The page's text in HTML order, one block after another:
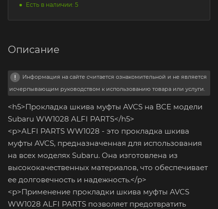
Есть в наличии: 5
Описание
Информация на сайте считается ознакомительной и не является
исчерпывающим руководством к использованию товара или услуги.
<h5>Прокладка шкива муфты AVCS на ВСЕ модели
Subaru WW1028 ALFI PARTS</h5>
<p>ALFI PARTS WW1028 - это прокладка шкива
муфты AVCS, предназначенная для использования
на всех моделях Subaru. Она изготовлена из
высококачественных материалов, что обеспечивает
ее долговечность и надежность.</p>
<p>Применение прокладки шкива муфты AVCS
WW1028 ALFI PARTS позволяет предотвратить